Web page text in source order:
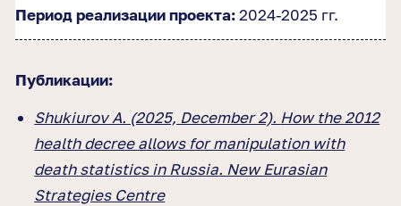
Период реализации проекта:2024-2025 гг.
Публикации:
Shukiurov A. (2025, December 2). How the 2012
health decree allows for manipulation with
death statistics in Russia. New Eurasian
Strategies Centre